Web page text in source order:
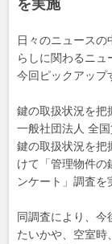
を実施
日々のニュース
らしに関わるニュ
今回ピックアップ
鍵の取扱状況を把
一般社団法人 全
鍵の取扱状況を把
けて「管理物件の
ンケート」調査を
同調査により、今
たいかや、空室時